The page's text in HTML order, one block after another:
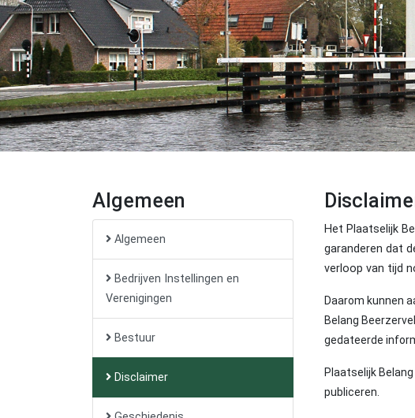
Algemeen
Algemeen
Bedrijven Instellingen en
Verenigingen
Bestuur
Disclaimer
Het Plaatselijk
garanderen dat
verloop van tijd
Daarom kunnen
Belang
gedateerde
Plaatselijk
publiceren.